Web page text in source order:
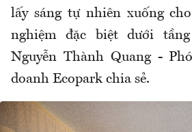
lấy sáng tự nhiên xuống
nghiệmđặc biệt dưới
Nguyễn Thành Quang -
doanh Ecopark chia sẻ.